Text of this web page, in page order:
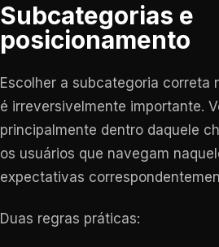
Subcategorias e
posicionamento
Escolher a subcategoria correta
é irreversivelmente importante.
principalmente dentro daquele
os usuários que navegam
expectativas
Duas regras práticas: